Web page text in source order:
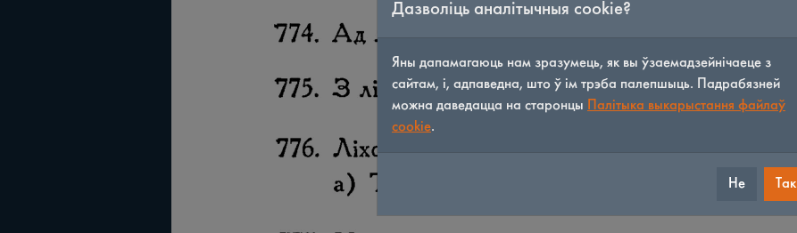
Дазволіць аналітычныя cookie?
Яны дапамагаюць нам зразумець, як вы ўзаемадзейнічаеце з
сайтам, і, адпаведна, што ў ім трэба палепшыць. Падрабязней
можна даведацца на старонцы
Палітыка выкарыстання файлаў
cookie.
Не Так